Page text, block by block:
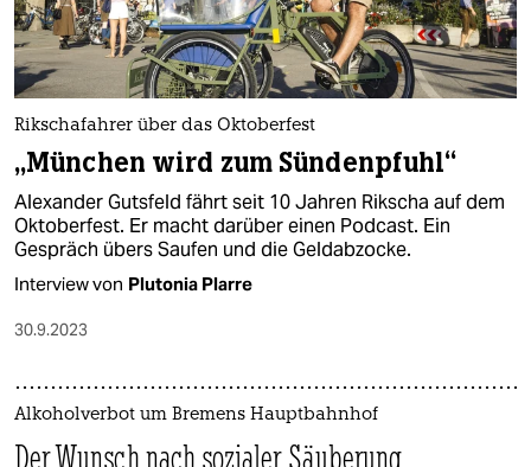
epaper login
Rikschafahrer über das Oktoberfest
„München wird zum Sündenpfuhl“
Alexander Gutsfeld fährt seit 10 Jahren Rikscha auf dem
Oktoberfest. Er macht darüber einen Podcast. Ein
Gespräch übers Saufen und die Geldabzocke.
Interview von Plutonia Plarre
30.9.2023
Alkoholverbot um Bremens Hauptbahnhof
Der Wunsch nach sozialer Säuberung